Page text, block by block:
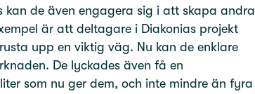
kan de även engagera sig i att skapa andra
är att deltagare i Diakonias projekt
upp en viktig väg. Nu kan de enklare
De lyckades även få en
som nu ger dem, och inte mindre än fyra